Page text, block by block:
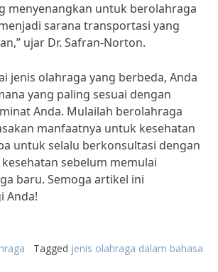
menyenangkan untuk berolahraga
sarana transportasi yang
ujar Dr. Safran-Norton.
jenis olahraga yang berbeda, Anda
yang paling sesuai dengan
Anda. Mulailah berolahraga
manfaatnya untuk kesehatan
untuk selalu berkonsultasi dengan
sebelum memulai
baru. Semoga artikel ini
Anda!
Tagged jenis olahraga dalam bahasa